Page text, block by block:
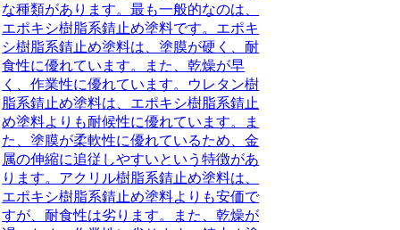
な種類があります。最も一般的なのは、
エポキシ樹脂系錆止め塗料です。エポキ
シ樹脂系錆止め塗料は、塗膜が硬く、耐
食性に優れています。また、乾燥が早
く、作業性に優れています。ウレタン樹
脂系錆止め塗料は、エポキシ樹脂系錆止
め塗料よりも耐候性に優れています。ま
た、塗膜が柔軟性に優れているため、金
属の伸縮に追従しやすいという特徴があ
ります。アクリル樹脂系錆止め塗料は、
エポキシ樹脂系錆止め塗料よりも安価で
すが、耐食性は劣ります。また、乾燥が